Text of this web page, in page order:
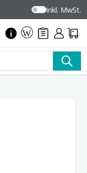
inkl. MwSt.